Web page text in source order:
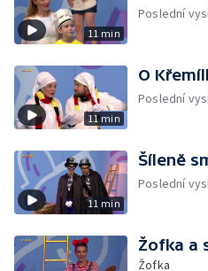
11 min
Poslední
11 min
O
Poslední
11 min
Šíleně
Poslední
Žofka a
Žofka